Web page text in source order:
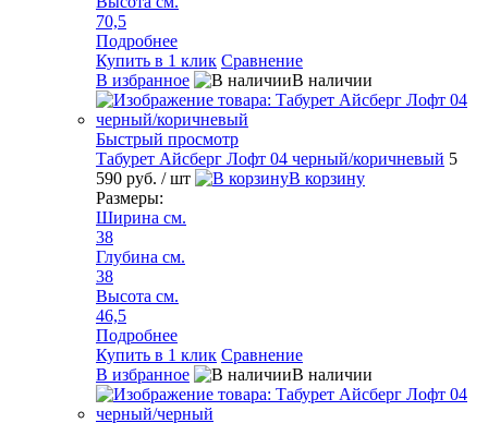
70,5
Подробнее
Купить в 1 клик Сравнение
В избранное
В наличии
Быстрый просмотр
Табурет Айсберг Лофт 04 черный/коричневый 5
590 руб. / шт
В корзину
Размеры:
Ширина см.
38
Глубина см.
38
Высота см.
46,5
Подробнее
Купить в 1 клик Сравнение
В избранное
В наличии